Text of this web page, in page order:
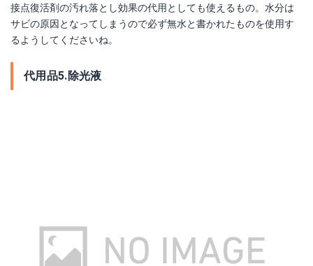
接点復活剤の汚れ落とし効果の代用としても使えるもの。水分は
サビの原因となってしまうので必ず無水と書かれたものを使用す
るようしてくださいね。
代用品5.除光液